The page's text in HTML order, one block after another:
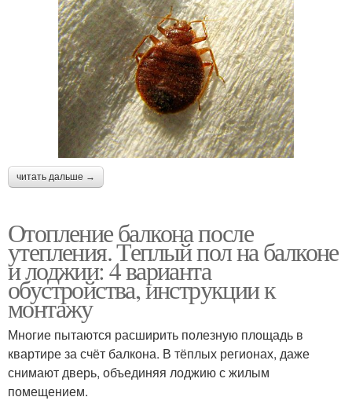
читать дальше →
Отопление балкона после
утепления. Теплый пол на балконе
и лоджии: 4 варианта
обустройства, инструкции к
монтажу
Многие пытаются расширить полезную площадь в
квартире за счёт балкона. В тёплых регионах, даже
снимают дверь, объединяя лоджию с жилым
помещением.